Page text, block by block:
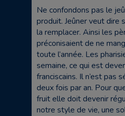
Ne confondons pas le
produit. Jeûner veut dire
la remplacer. Ainsi les
préconisaient de ne
toute l’année. Les
semaine, ce qui est
franciscains. Il n’est pas
deux fois par an. Pour
fruit elle doit devenir
notre style de vie, une